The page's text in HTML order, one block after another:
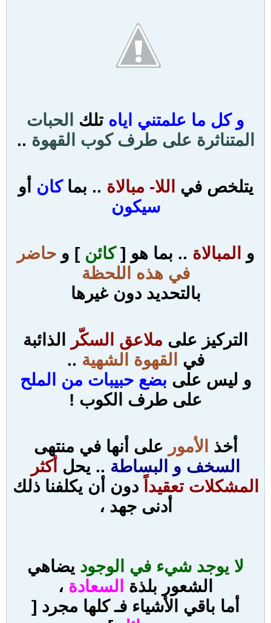
و كل ما علمتني اياه تلك
الحبات
المتناثرة على طرف كوب القهوة ..
يتلخص في اللا- مبالاة .. بماكان أو
سيكون
و المبالاة .. بما هو [كائن ] وحاضر
في هذه اللحظة
بالتحديد دون غيرها
التركيز على ملاعق السكّر
الذائبة
في
القهوة الشهية ..
و ليس على بضع حبيبات من الملح
على طرف الكوب !
أخذ الأمور على أنها في منتهى
السخف و البساطة .. يحل أكثر
المشكلات تعقيداً دون أن يكلفنا ذلك
أدنى جهد ،
لا يوجد شيء في الوجود يضاهي
الشعور بلذة
السعادة ،
أما باقي الأشياء فـ كلها مجرد [